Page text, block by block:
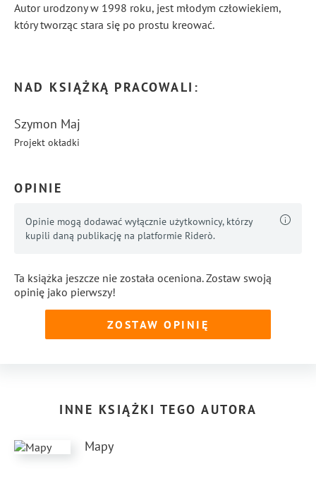
Autor urodzony w 1998 roku, jest młodym człowiekiem,
który tworząc stara się po prostu kreować.
NAD KSIĄŻKĄ PRACOWALI:
Szymon Maj
Projekt okładki
OPINIE
Opinie mogą dodawać wyłącznie użytkownicy, którzy
kupili daną publikację na platformie Riderò.
Ta książka jeszcze nie została oceniona. Zostaw swoją
opinię jako pierwszy!
ZOSTAW OPINIĘ
INNE KSIĄŻKI TEGO AUTORA
Mapy